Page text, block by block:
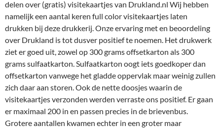
delen over (gratis) visitekaartjes van Drukland.nl Wij hebben
namelijk een aantal keren full color visitekaartjes laten
drukken bij deze drukkerij. Onze ervaring met en beoordeling
over Drukland is tot dusver positief te noemen. Het drukwerk
ziet er goed uit, zowel op 300 grams offsetkarton als 300
grams sulfaatkarton. Sulfaatkarton oogt iets goedkoper dan
offsetkarton vanwege het gladde oppervlak maar weinig zullen
zich daar aan storen. Ook de nette doosjes waarin de
visitekaartjes verzonden werden verraste ons positief. Er gaan
er maximaal 200 in en passen precies in de brievenbus.
Grotere aantallen kwamen echter in een groter maar